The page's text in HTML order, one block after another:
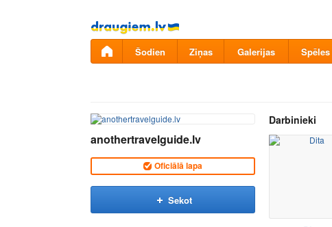
Pāriet
uz
saturu
Šodien Ziņas Galerijas Spēles
anothertravelguide.lv
Oficiālā lapa
Sekot
Darbinieki